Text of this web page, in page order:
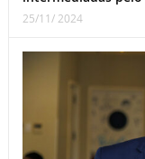
25/11/ 2024